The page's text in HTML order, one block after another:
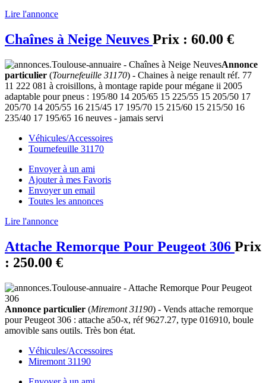
Lire l'annonce
Chaînes à Neige Neuves Prix : 60.00 €
Annonce
particulier (Tournefeuille 31170) - Chaines à neige renault réf. 77
11 222 081 à croisillons, à montage rapide pour mégane ii 2005
adaptable pour pneus : 195/80 14 205/65 15 225/55 15 205/50 17
205/70 14 205/55 16 215/45 17 195/70 15 215/60 15 215/50 16
235/40 17 195/65 16 neuves - jamais servi
Véhicules/Accessoires
Tournefeuille 31170
Envoyer à un ami
Ajouter à mes Favoris
Envoyer un email
Toutes les annonces
Lire l'annonce
Attache Remorque Pour Peugeot 306 Prix
: 250.00 €
Annonce particulier (Miremont 31190) - Vends attache remorque
pour Peugeot 306 : attache a50-x, réf 9627.27, type 016910, boule
amovible sans outils. Très bon état.
Véhicules/Accessoires
Miremont 31190